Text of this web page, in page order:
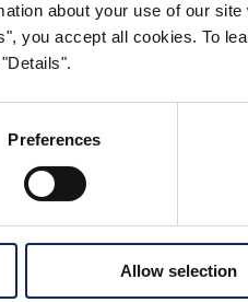
about your use of our
you accept all cookies. To
Preferences
Allow selection